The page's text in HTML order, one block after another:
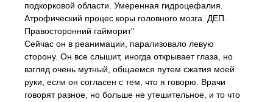
подкорковой области. Умеренная гидроцефалия.
Атрофический процес коры головного мозга. ДЕП.
Правосторонний гайморит"
Сейчас он в реанимации, парализовало левую
сторону. Он все слышит, иногда открывает глаза, но
взгляд очень мутный, общаемся путем сжатия моей
руки, если он согласен с тем, что я говорю. Врачи
говорят разное, но больше не утешительное, и то что